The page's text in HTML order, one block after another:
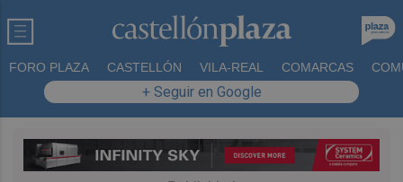
FORO PLAZA CASTELLÓN VILA-REAL COMARCAS
+ Seguir en Google